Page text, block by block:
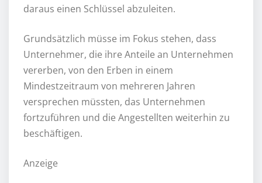
daraus einen Schlüssel abzuleiten.
Grundsätzlich müsse im Fokus stehen, dass
Unternehmer, die ihre Anteile an Unternehmen
vererben, von den Erben in einem
Mindestzeitraum von mehreren Jahren
versprechen müssten, das Unternehmen
fortzuführen und die Angestellten weiterhin zu
beschäftigen.
Anzeige